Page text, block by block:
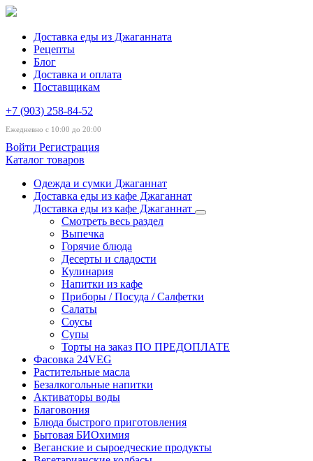
Доставка еды из Джаганната
Рецепты
Блог
Доставка и оплата
Поставщикам
+7 (903) 258-84-52
Ежедневно с 10:00 до 20:00
Войти Регистрация
Каталог товаров
Одежда и сумки Джаганнат
Доставка еды из кафе Джаганнат
Доставка еды из кафе Джаганнат
Смотреть весь раздел
Выпечка
Горячие блюда
Десерты и сладости
Кулинария
Напитки из кафе
Приборы / Посуда / Салфетки
Салаты
Соусы
Супы
Торты на заказ ПО ПРЕДОПЛАТЕ
Фасовка 24VEG
Растительные масла
Безалкогольные напитки
Активаторы воды
Благовония
Блюда быстрого приготовления
Бытовая БИОхимия
Веганские и сыроедческие продукты